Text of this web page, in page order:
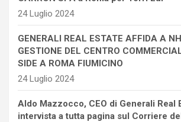
24 Luglio 2024
GENERALI REAL ESTATE AFFIDA A
GESTIONE DEL CENTRO
SIDE A ROMA FIUMICINO
24 Luglio 2024
Aldo Mazzocco, CEO di Generali Real
intervista a tutta pagina sul Corriere